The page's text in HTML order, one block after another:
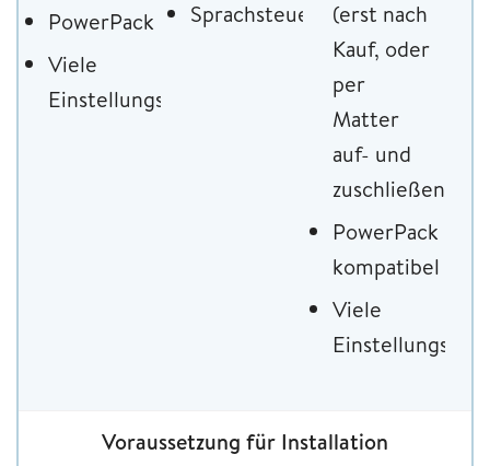
PowerPack
Viele
Einstellungsmöglichkeiten
Sprachsteuerung(erst nach
Kauf, oder
per
Matter
auf- und
zuschließen)
PowerPack
kompatibel
Viele
Voraussetzung für Installation